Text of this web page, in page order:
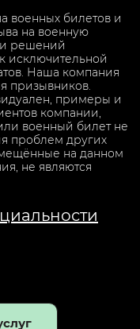
билетов и
на военную
решений
исключительной
Наша компания
призывников.
примеры и
компании,
военный билет не
проблем других
на данном
не являются